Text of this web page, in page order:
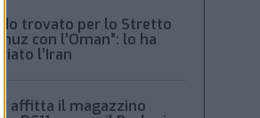
trovato per lo Stretto
con l’Oman”: lo ha
l’Iran
affitta il magazzino